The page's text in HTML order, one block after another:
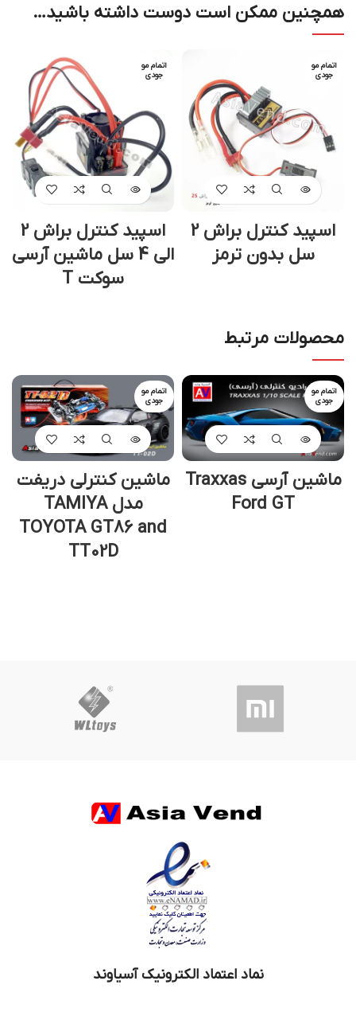
همچنین ممکن است دوست داشته باشید…
اتمام مو
جودی
اسپید کنترل براش 2
سل بدون ترمز
اتمام مو
جودی
اسپید کنترل براش 2
الی 4 سل ماشین آرسی
سوکت T
محصولات مرتبط
اتمام مو
جودی
ماشین آرسی Traxxas
Ford GT
اتمام مو
جودی
ماشین کنترلی دریفت
مدل TAMIYA
TOYOTA GT86 and
TT02D
نماد اعتماد الکترونیک آسیاوند